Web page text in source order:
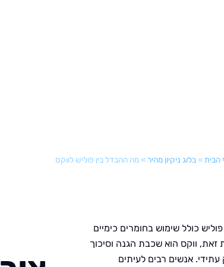
הבית »בלוג ניקיון מהיר»מה ההבדל בין פוליש לווקס
כולל שימוש בחומרים כימיים
ווקס הוא שכבת הגנה וסיכוך
אנשים רבים לעיתים